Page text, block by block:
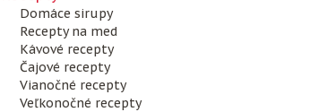
Domáce sirupy
Recepty na med
Kávové recepty
Čajové recepty
Vianočné recepty
Veľkonočné recepty